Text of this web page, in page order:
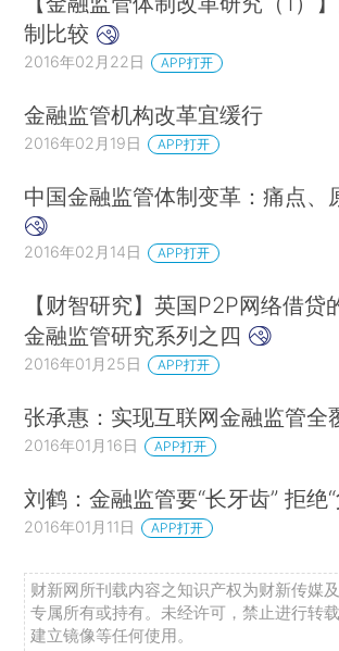
制比较
2016年02月22日 APP打开
金融监管机构改革宜缓行
2016年02月19日 APP打开
中国金融监管体制变革：痛点、
2016年02月14日 APP打开
【财智研究】英国P2P网络借贷
金融监管研究系列之四
2016年01月25日 APP打开
张承惠：实现互联网金融监管全
2016年01月16日 APP打开
刘鹤：金融监管要“长牙齿” 拒绝
2016年01月11日 APP打开
财新网所刊载内容之知识产权为财新传媒
专属所有或持有。未经许可，禁止进行转
建立镜像等任何使用。